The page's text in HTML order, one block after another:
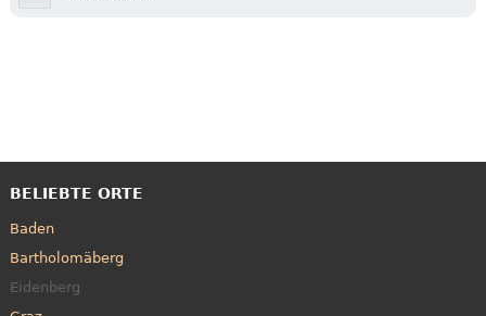
BELIEBTE ORTE
Baden
Bartholomäberg
Eidenberg